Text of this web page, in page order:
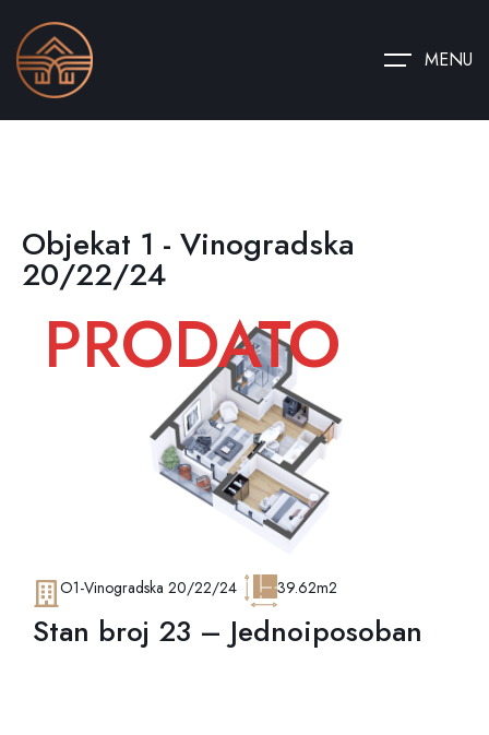
MENU
Objekat 1 - Vinogradska
20/22/24
PRODATO
O1-Vinogradska 20/22/24 39.62m2
Stan broj 23 – Jednoiposoban